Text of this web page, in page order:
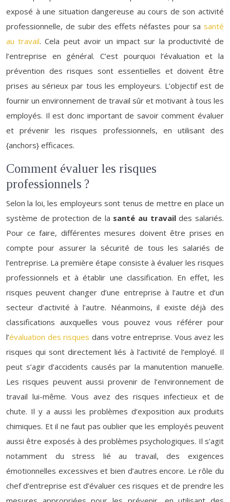
exposé à une situation dangereuse au cours de son activité
professionnelle, de subir des effets néfastes pour sa santé
au travail. Cela peut avoir un impact sur la productivité de
l’entreprise en général. C’est pourquoi l’évaluation et la
prévention des risques sont essentielles et doivent être
prises au sérieux par tous les employeurs. L’objectif est de
fournir un environnement de travail sûr et motivant à tous les
employés. Il est donc important de savoir comment évaluer
et prévenir les risques professionnels, en utilisant des
{anchors} efficaces.
Comment évaluer les risques
professionnels ?
Selon la loi, les employeurs sont tenus de mettre en place un
système de protection de la santé au travaildes salariés.
Pour ce faire, différentes mesures doivent être prises en
compte pour assurer la sécurité de tous les salariés de
l’entreprise. La première étape consiste à évaluer les risques
professionnels et à établir une classification. En effet, les
risques peuvent changer d’une entreprise à l’autre et d’un
secteur d’activité à l’autre. Néanmoins, il existe déjà des
classifications auxquelles vous pouvez vous référer pour
l’évaluation des risques dans votre entreprise. Vous avez les
risques qui sont directement liés à l’activité de l’employé. Il
peut s’agir d’accidents causés par la manutention manuelle.
Les risques peuvent aussi provenir de l’environnement de
travail lui-même. Vous avez des risques infectieux et de
chute. Il y a aussi les problèmes d’exposition aux produits
chimiques. Et il ne faut pas oublier que les employés peuvent
aussi être exposés à des problèmes psychologiques. Il s’agit
notamment du stress lié au travail, des exigences
émotionnelles excessives et bien d’autres encore. Le rôle du
chef d’entreprise est d’évaluer ces risques et de prendre les